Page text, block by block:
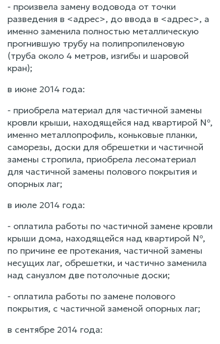
- произвела замену водовода от точки
разведения в <адрес>, до ввода в <адрес>, а
именно заменила полностью металлическую
прогнившую трубу на полипропиленовую
(труба около 4 метров, изгибы и шаровой
кран);
в июне 2014 года:
- приобрела материал для частичной замены
кровли крыши, находящейся над квартирой №,
именно металлопрофиль, коньковые планки,
саморезы, доски для обрешетки и частичной
замены стропила, приобрела лесоматериал
для частичной замены полового покрытия и
опорных лаг;
в июле 2014 года:
- оплатила работы по частичной замене кровли
крыши дома, находящейся над квартирой №,
по причине ее протекания, частичной замены
несущих лаг, обрешетки, и частично заменила
над санузлом две потолочные доски;
- оплатила работы по замене полового
покрытия, с частичной заменой опорных лаг;
в сентябре 2014 года: